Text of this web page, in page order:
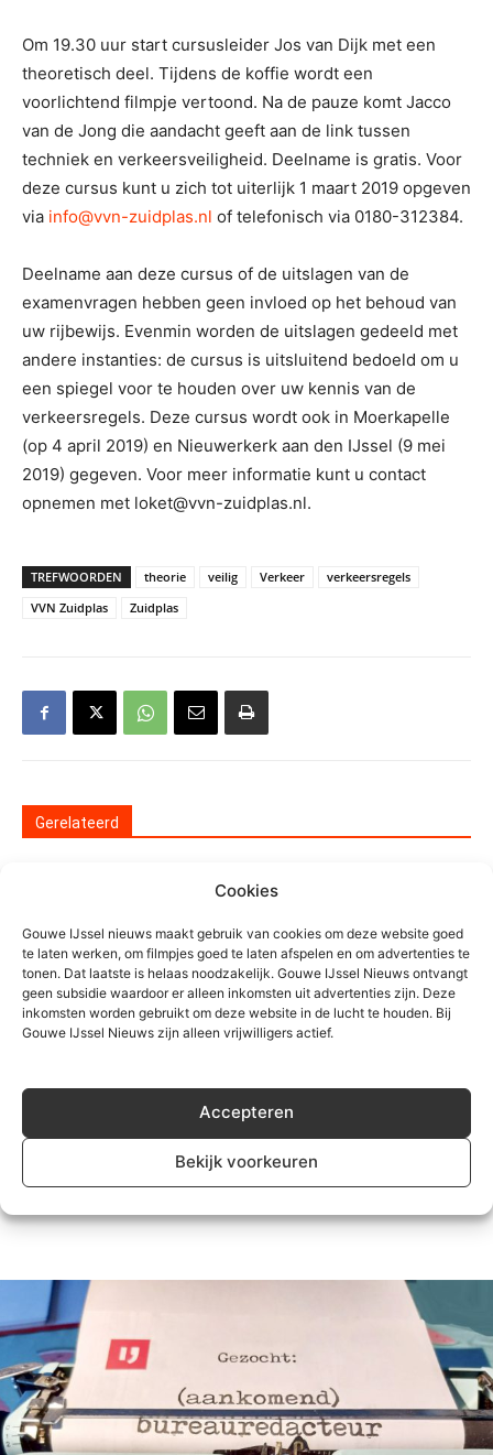
Cookies
Gouwe IJssel nieuws maakt gebruik van cookies om deze website goed
te laten werken, om filmpjes goed te laten afspelen en om advertenties te
tonen. Dat laatste is helaas noodzakelijk. Gouwe IJssel Nieuws ontvangt
geen subsidie waardoor er alleen inkomsten uit advertenties zijn. Deze
inkomsten worden gebruikt om deze website in de lucht te houden. Bij
Gouwe IJssel Nieuws zijn alleen vrijwilligers actief.
Accepteren
Bekijk voorkeuren
Om 19.30 uur start cursusleider Jos van Dijk met een
theoretisch deel. Tijdens de koffie wordt een
voorlichtend filmpje vertoond. Na de pauze komt Jacco
van de Jong die aandacht geeft aan de link tussen
techniek en verkeersveiligheid. Deelname is gratis. Voor
deze cursus kunt u zich tot uiterlijk 1 maart 2019 opgeven
via info@vvn-zuidplas.nl of telefonisch via 0180-312384.
Deelname aan deze cursus of de uitslagen van de
examenvragen hebben geen invloed op het behoud van
uw rijbewijs. Evenmin worden de uitslagen gedeeld met
andere instanties: de cursus is uitsluitend bedoeld om u
een spiegel voor te houden over uw kennis van de
verkeersregels. Deze cursus wordt ook in Moerkapelle
(op 4 april 2019) en Nieuwerkerk aan den IJssel (9 mei
2019) gegeven. Voor meer informatie kunt u contact
opnemen met loket@vvn-zuidplas.nl.
TREFWOORDEN theorie veilig Verkeer
verkeersregels
VVN Zuidplas
Zuidplas
Gerelateerd
Algemeen
Kennismaken op 13 november met
de buurtpreventie lopers van
Moerkapelle
50 of 80, dat is de vraag
Vrachtwagens niet meer welkom